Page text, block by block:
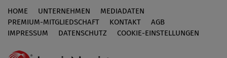
Footer
HOME UNTERNEHMEN
MEDIADATEN
PREMIUM-MITGLIEDSCHAFT
KONTAKT
AGB
IMPRESSUM
DATENSCHUTZ COOKIE-EINSTELLUNGEN